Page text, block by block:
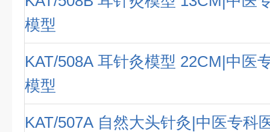
模型
KAT/508A 耳针灸模型 22CM|中医
模型
KAT/507A 自然大头针灸|中医专科